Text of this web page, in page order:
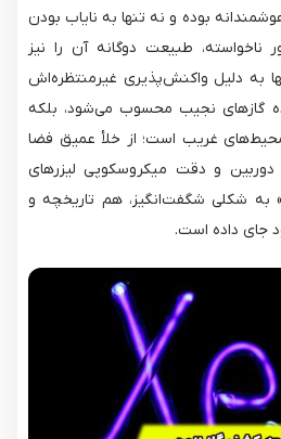
بوده و نه تنها به نایاب بودن
ناخواسته، طبیعت دوگانه آن را نیز
به دلیل واکنش‌پذیری غیرمنتظره‌اش
گازهای نجیب محسوب می‌شود، بلکه
غریب است؛ از خلأ عمیق فضا
دوربین و دقت میکروسکوپی لیزرهای
به شکلی شگفت‌انگیز، هم تاریخچه و
جای داده است.